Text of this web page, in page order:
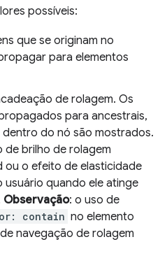
possíveis:
que se originam no
para elementos
de rolagem. Os
para ancestrais,
do nó são mostrados.
de brilho de rolagem
ou o efeito de elasticidade
usuário quando ele atinge
Observação: o uso de
contain no elemento
navegação de rolagem